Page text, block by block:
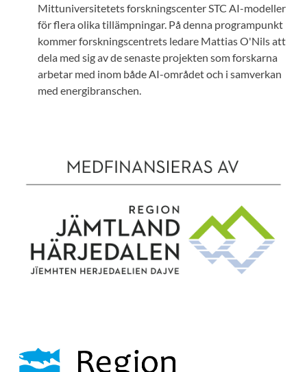
Mittuniversitetets forskningscenter STC AI-modeller
för flera olika tillämpningar. På denna programpunkt
kommer forskningscentrets ledare Mattias O'Nils att
dela med sig av de senaste projekten som forskarna
arbetar med inom både AI-området och i samverkan
med energibranschen.